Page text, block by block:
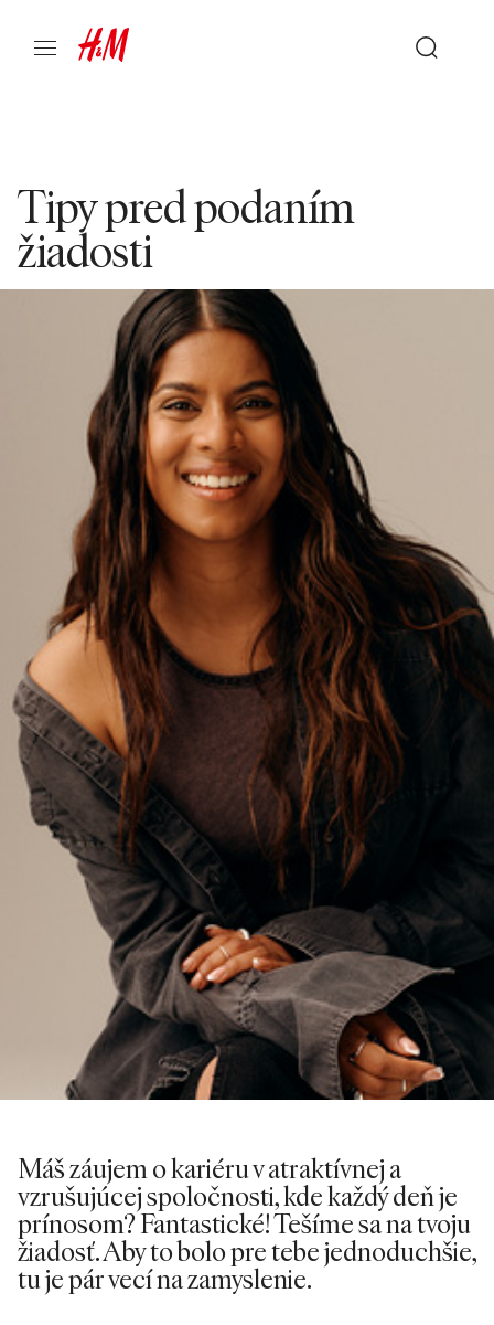
Tipy pred podaním
žiadosti
Máš záujem o kariéru v atraktívnej a
vzrušujúcej spoločnosti, kde každý deň je
prínosom? Fantastické! Tešíme sa na tvoju
žiadosť. Aby to bolo pre tebe jednoduchšie,
tu je pár vecí na zamyslenie.